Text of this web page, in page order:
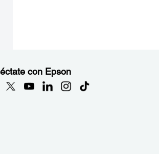
con Epson